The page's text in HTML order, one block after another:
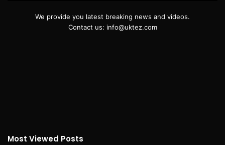
We provide you latest breaking news and videos.
Contact us: info@uktez.com
Most Viewed Posts